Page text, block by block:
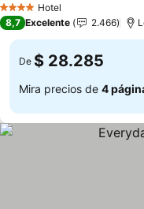
4 EstrellasHotel
8,7 Excelente 2.466
De $ 28.285
Mira precios de 4